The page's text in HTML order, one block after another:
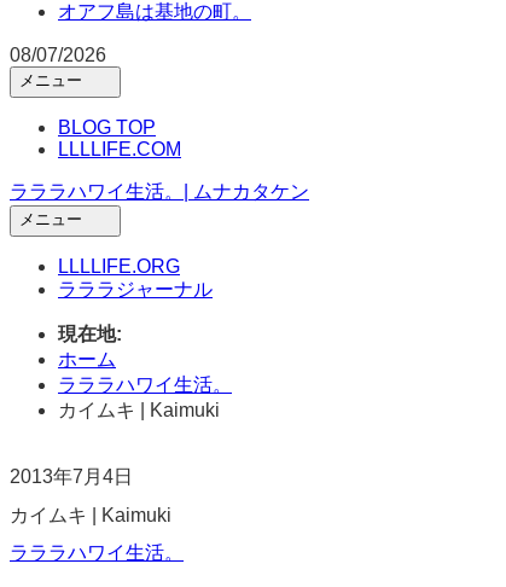
オアフ島は基地の町。
08/07/2026
メニュー
メ
イ
ン
ニ
ュ
ー
を
開
く
BLOG TOP
LLLLIFE.COM
ラララハワイ生活。| ムナカタケン
メニュー
メ
イ
ン
ニ
ュ
ー
を
開
LLLLIFE.ORG
ラララジャーナル
現在地:
ホーム
ラララハワイ生活。
カイムキ | Kaimuki
2013年7月4日
カイムキ | Kaimuki
ラララハワイ生活。